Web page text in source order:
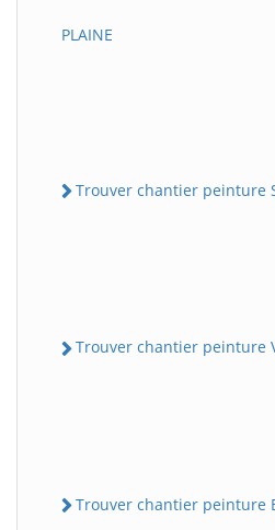
PLAINE
Trouver chantier peinture
Trouver chantier peinture
Trouver chantier peinture